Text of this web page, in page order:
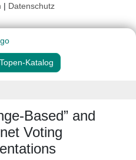
| Datenschutz
Katalog
Based” and
Voting